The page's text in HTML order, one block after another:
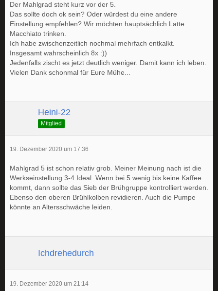
Der Mahlgrad steht kurz vor der 5.
Das sollte doch ok sein? Oder würdest du eine andere
Einstellung empfehlen? Wir möchten hauptsächlich Latte
Macchiato trinken.
Ich habe zwischenzeitlich nochmal mehrfach entkalkt.
Insgesamt wahrscheinlich 8x :))
Jedenfalls zischt es jetzt deutlich weniger. Damit kann ich leben.
Vielen Dank schonmal für Eure Mühe...
Heini-22
Mitglied
19. Dezember 2020 um 17:36
Mahlgrad 5 ist schon relativ grob. Meiner Meinung nach ist die
Werkseinstellung 3-4 Ideal. Wenn bei 5 wenig bis keine Kaffee
kommt, dann sollte das Sieb der Brühgruppe kontrolliert werden.
Ebenso den oberen Brühlkolben revidieren. Auch die Pumpe
könnte an Altersschwäche leiden.
Ichdrehedurch
19. Dezember 2020 um 21:14